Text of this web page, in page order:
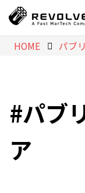
HOME パブ
パブ
ア